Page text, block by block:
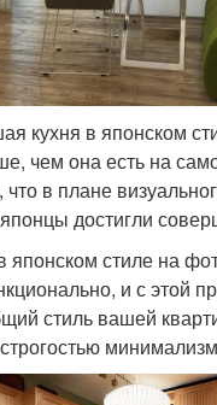
кухня в японском
чем она есть на
что в плане
достигли
японском стиле на
и с этой
стиль вашей